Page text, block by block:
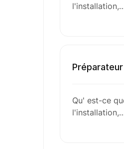
Qu' est-ce